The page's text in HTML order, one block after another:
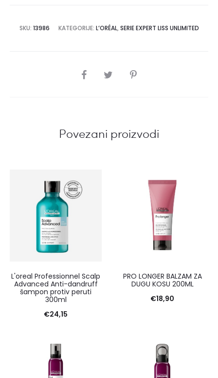
SKU: 13986 KATEGORIJE: L’ORÉAL, SERIE EXPERT LISS UNLIMITED
SHARE
Povezani proizvodi
L'oreal Professionnel Scalp
Advanced Anti-dandruff
šampon protiv peruti
300ml
€24,15
PRO LONGER BALZAM ZA
DUGU KOSU 200ML
€18,90